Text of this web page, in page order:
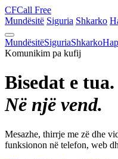
CFCall Free
Mundësitë Siguria Shkarko
MundësitëSiguriaShkarko
Komunikim pa kufij
Bisedat e tua.
Në një vend.
Mesazhe, thirrje me zë dhe
funksionon në telefon, web